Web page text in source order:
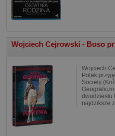
Wojciech Cejrowski - Boso
Wojciech
Polak
Society
dwudziestu
najdziksze